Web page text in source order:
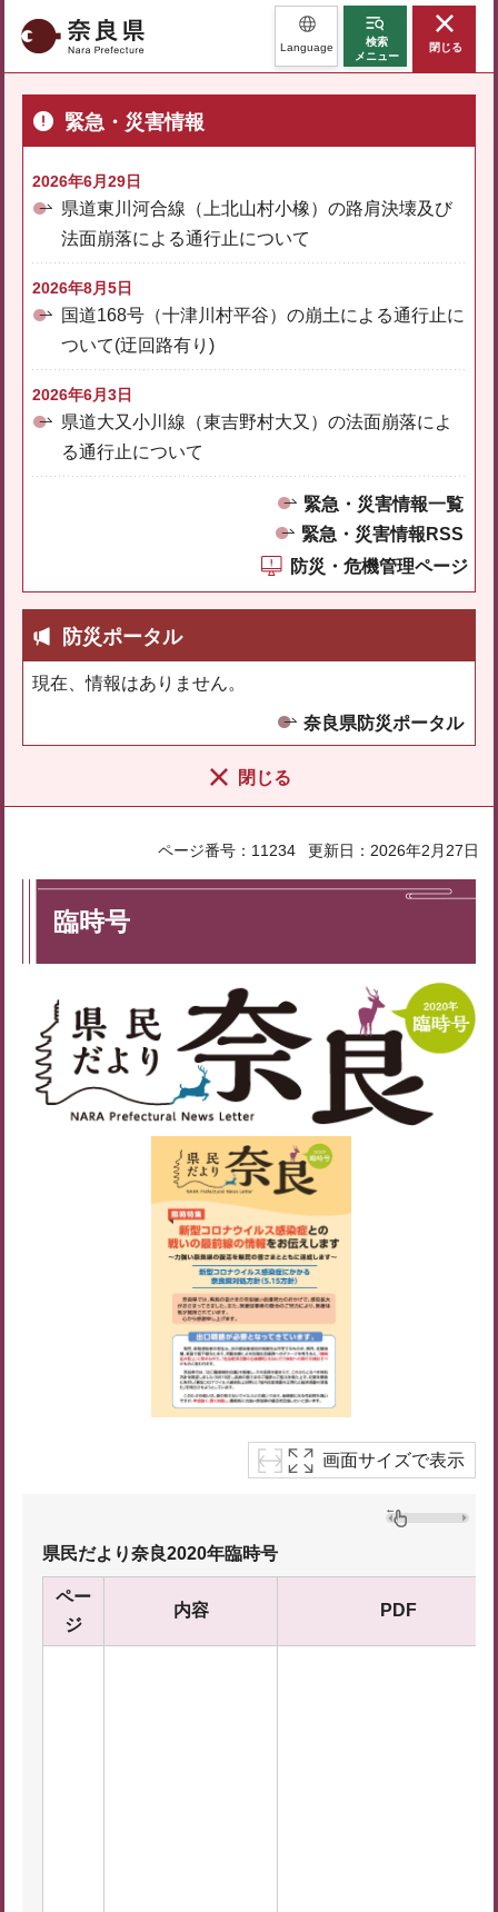
奈良県 Language
検索
メニュー
閉じる
緊急・災害情報
2026年6月29日
県道東川河合線（上北山村小橡）の路肩決壊及び
法面崩落による通行止について
2026年8月5日
国道168号（十津川村平谷）の崩土による通行止に
ついて(迂回路有り)
2026年6月3日
県道大又小川線（東吉野村大又）の法面崩落によ
る通行止について
緊急・災害情報一覧
緊急・災害情報RSS
防災・危機管理ページ
防災ポータル
現在、情報はありません。
奈良県防災ポータル
閉じる
ページ番号：11234 更新日：2026年2月27日
臨時号
画面サイズで表示
県民だより奈良2020年臨時号
ペー
ジ
内容 PDF